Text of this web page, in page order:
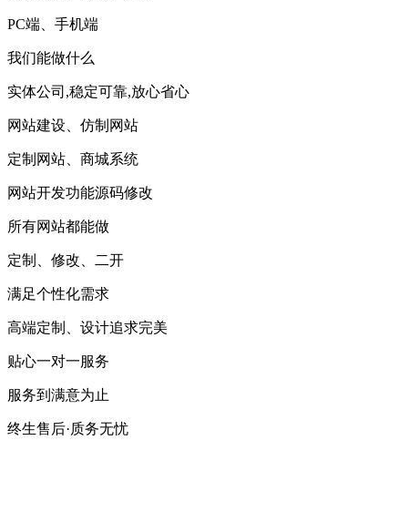
PC端、手机端
我们能做什么
实体公司,稳定可靠,放心省心
网站建设、仿制网站
定制网站、商城系统
网站开发功能源码修改
所有网站都能做
定制、修改、二开
满足个性化需求
高端定制、设计追求完美
贴心一对一服务
服务到满意为止
终生售后·质务无忧